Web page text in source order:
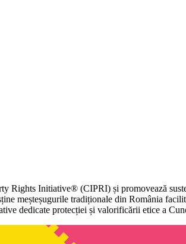
Initiative® (CIPRI) și promovează
meșteșugurile tradiționale din România
dedicate protecției și valorificării etice a